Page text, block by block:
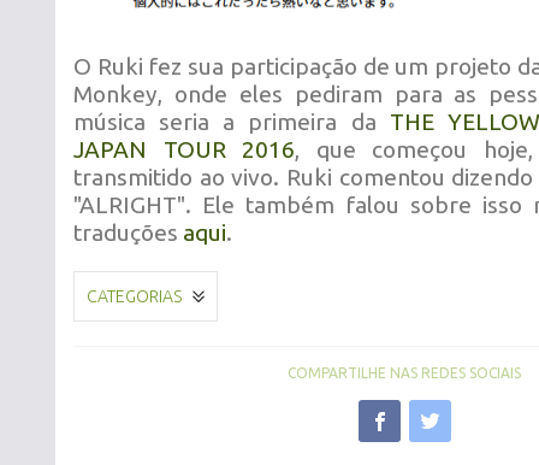
O Ruki fez sua participação de um projeto
Monkey, onde eles pediram para as
música seria a primeira da THE
JAPAN TOUR 2016, que começou
transmitido ao vivo. Ruki comentou
"ALRIGHT". Ele também falou sobre isso
traduções aqui.
CATEGORIAS
COMPARTILHE NAS REDES SOCIAIS